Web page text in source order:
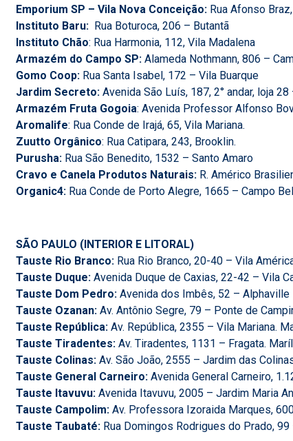
Emporium SP – Vila Nova Conceição:Rua Afonso
Instituto Baru: Rua Boturoca, 206 – Butantã
Instituto Chão: Rua Harmonia, 112, Vila Madalena
Armazém do Campo SP: Alameda Nothmann, 806 –
Gomo Coop:Rua Santa Isabel, 172 – Vila Buarque
Jardim Secreto:Avenida São Luís, 187, 2° andar, loja
Armazém Fruta Gogoia: Avenida Professor Alfonso
Aromalife: Rua Conde de Irajá, 65, Vila Mariana.
Zuutto Orgânico: Rua Catipara, 243, Brooklin.
Purusha: Rua São Benedito, 1532 – Santo Amaro
Cravo e Canela Produtos Naturais: R. Américo
Organic4: Rua Conde de Porto Alegre, 1665 – Campo
SÃO PAULO (INTERIOR E LITORAL)
Tauste Rio Branco: Rua Rio Branco, 20-40 – Vila
Tauste Duque: Avenida Duque de Caxias, 22-42 – Vila
Tauste Dom Pedro: Avenida dos Imbês, 52 – Alphaville
Tauste Ozanan: Av. Antônio Segre, 79 – Ponte de
Tauste República: Av. República, 2355 – Vila Mariana.
Tauste Tiradentes: Av. Tiradentes, 1131 – Fragata.
Tauste Colinas: Av. São João, 2555 – Jardim das
Tauste General Carneiro: Avenida General Carneiro,
Tauste Itavuvu: Avenida Itavuvu, 2005 – Jardim Maria
Tauste Campolim: Av. Professora Izoraida Marques,
Tauste Taubaté: Rua Domingos Rodrigues do Prado, 99